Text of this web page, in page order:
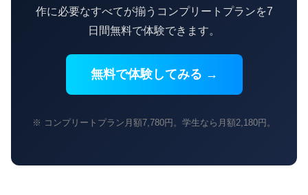
作に必要なすべてが揃うコンプリートプランを7
日間無料で体験できます。
無料で体験してみる →
※ コンプリートプラン月額7,780円。学生なら月額2,180円。